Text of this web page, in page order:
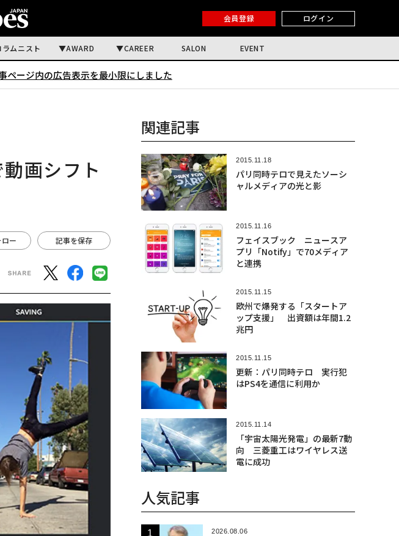
会員登録 ログイン
ラムニスト AWARD CAREER SALON EVENT
ページ内の広告表示を最小限にしました
画シフト
ー 記事を保存
関連記事
2015.11.18
パリ同時テロで見えたソーシ
ャルメディアの光と影
2015.11.16
フェイスブック ニュースア
プリ「Notify」で70メディア
と連携
2015.11.15
欧州で爆発する「スタートア
ップ支援」 出資額は年間1.2
兆円
2015.11.15
更新：パリ同時テロ 実行犯
はPS4を通信に利用か
2015.11.14
「宇宙太陽光発電」の最新7動
向 三菱重工はワイヤレス送
電に成功
人気記事
2026.08.06